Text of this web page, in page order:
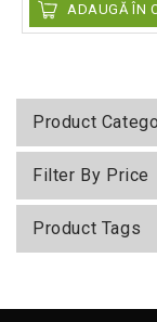
ADAUGĂ ÎN
Product
Filter By Price
Product Tags